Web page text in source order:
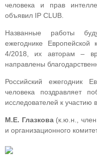
человека и прав
объявил IP CLUB.
Названные работы
ежегоднике
4/2018, их авторам –
направлены
Российский ежегодник
человека поздравляет
исследователей к участию
М.Е. Глазкова(к.ю.н., член
и организационного